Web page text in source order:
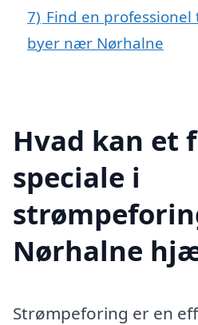
7) Find en
byer nær Nørhalne
Hvad kan et
speciale i
Nørhalne
Strømpeforing er en